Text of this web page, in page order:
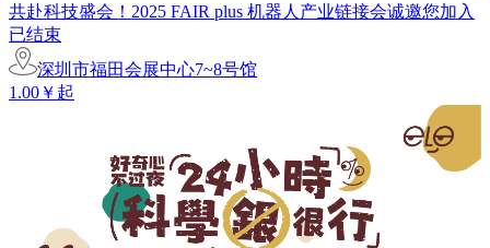
共赴科技盛会！2025 FAIR plus 机器人产业链接会诚邀您加入
已结束
深圳市福田会展中心7~8号馆
1.00￥起